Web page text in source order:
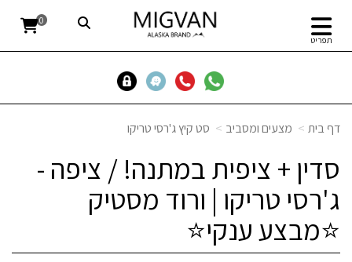
תפריט
0
דף בית מצעים ומסביב סט קיץ ג'רסי טריקו
סדין + ציפית במתנה! / ציפה -
ג'רסי טריקו | ורוד מסטיק
⭐מבצע ענקי⭐